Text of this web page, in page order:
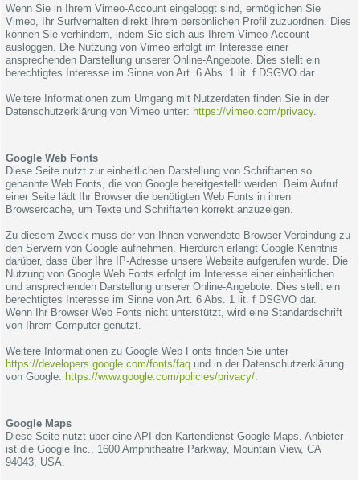
Wenn Sie in Ihrem Vimeo-Account eingeloggt sind, ermöglichen Sie
Vimeo, Ihr Surfverhalten direkt Ihrem persönlichen Profil zuzuordnen. Dies
können Sie verhindern, indem Sie sich aus Ihrem Vimeo-Account
ausloggen. Die Nutzung von Vimeo erfolgt im Interesse einer
ansprechenden Darstellung unserer Online-Angebote. Dies stellt ein
berechtigtes Interesse im Sinne von Art. 6 Abs. 1 lit. f DSGVO dar.
Weitere Informationen zum Umgang mit Nutzerdaten finden Sie in der
Datenschutzerklärung von Vimeo unter: https://vimeo.com/privacy.
Google Web Fonts
Diese Seite nutzt zur einheitlichen Darstellung von Schriftarten so
genannte Web Fonts, die von Google bereitgestellt werden. Beim Aufruf
einer Seite lädt Ihr Browser die benötigten Web Fonts in ihren
Browsercache, um Texte und Schriftarten korrekt anzuzeigen.
Zu diesem Zweck muss der von Ihnen verwendete Browser Verbindung zu
den Servern von Google aufnehmen. Hierdurch erlangt Google Kenntnis
darüber, dass über Ihre IP-Adresse unsere Website aufgerufen wurde. Die
Nutzung von Google Web Fonts erfolgt im Interesse einer einheitlichen
und ansprechenden Darstellung unserer Online-Angebote. Dies stellt ein
berechtigtes Interesse im Sinne von Art. 6 Abs. 1 lit. f DSGVO dar.
Wenn Ihr Browser Web Fonts nicht unterstützt, wird eine Standardschrift
von Ihrem Computer genutzt.
Weitere Informationen zu Google Web Fonts finden Sie unter
https://developers.google.com/fonts/faq und in der Datenschutzerklärung
von Google: https://www.google.com/policies/privacy/
Google Maps
Diese Seite nutzt über eine API den Kartendienst Google Maps. Anbieter
ist die Google Inc., 1600 Amphitheatre Parkway, Mountain View, CA
94043, USA.